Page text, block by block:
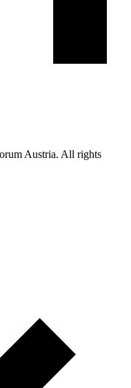
Austria. All rights